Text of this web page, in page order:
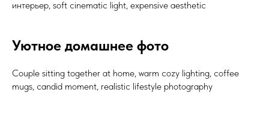
интерьер, soft cinematic light, expensive aesthetic
Уютное домашнее фото
Couple sitting together at home, warm cozy lighting, coffee
mugs, candid moment, realistic lifestyle photography